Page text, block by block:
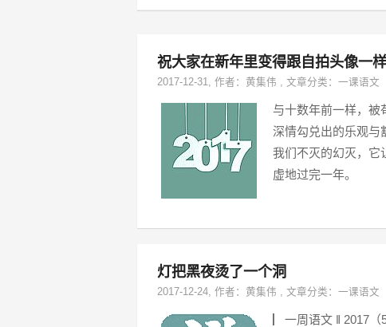
祝大家在新年里变得跟自拍头像一
2017-12-31, 作者： 黄集伟 , 文章分类： 一课语文
与十数年前一样，被
深情勾兑出的乐观与
我们不灭的幻灭，它
虚地过完一年。
灯把黑夜烫了一个洞
2017-12-24, 作者： 黄集伟 , 文章分类： 一课语文
▏一周语文 ‖ 2017